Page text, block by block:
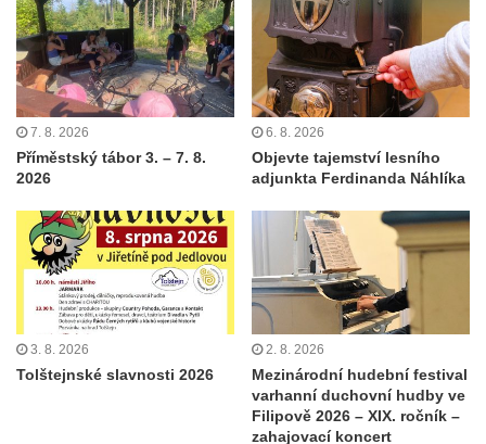
7. 8. 2026
Příměstský tábor 3. – 7. 8.
2026
6. 8. 2026
Objevte tajemství lesního
adjunkta Ferdinanda Náhlíka
3. 8. 2026
Tolštejnské slavnosti 2026
2. 8. 2026
Mezinárodní hudební festival
varhanní duchovní hudby ve
Filipově 2026 – XIX. ročník –
zahajovací koncert